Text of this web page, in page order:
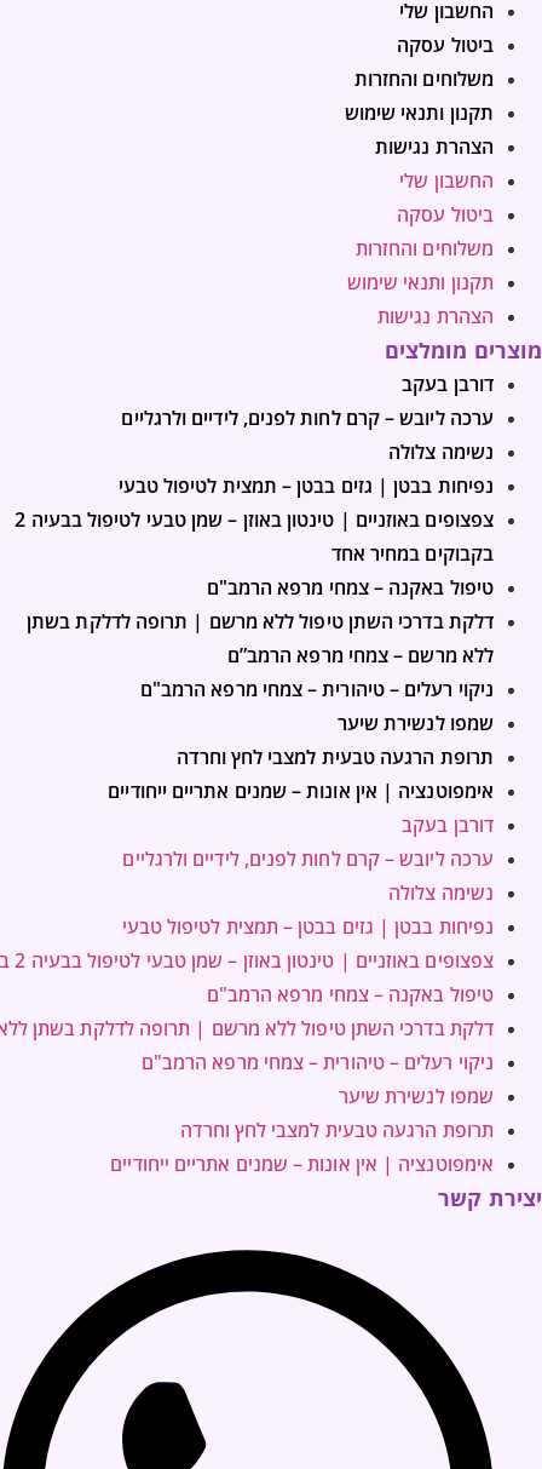
החשבון שלי
ביטול עסקה
משלוחים והחזרות
תקנון ותנאי שימוש
הצהרת נגישות
החשבון שלי
ביטול עסקה
משלוחים והחזרות
תקנון ותנאי שימוש
הצהרת נגישות
מוצרים מומלצים
דורבן בעקב
ערכה ליובש – קרם לחות לפנים, לידיים ולרגליים
נשימה צלולה
נפיחות בבטן | גזים בבטן – תמצית לטיפול טבעי
צפצופים באוזניים | טינטון באוזן – שמן טבעי לטיפול בבעיה 2
בקבוקים במחיר אחד
טיפול באקנה – צמחי מרפא הרמב"ם
דלקת בדרכי השתן טיפול ללא מרשם | תרופה לדלקת בשתן
ללא מרשם – צמחי מרפא הרמב”ם
ניקוי רעלים – טיהורית – צמחי מרפא הרמב"ם
שמפו לנשירת שיער
תרופת הרגעה טבעית למצבי לחץ וחרדה
אימפוטנציה | אין אונות – שמנים אתריים ייחודיים
דורבן בעקב
ערכה ליובש – קרם לחות לפנים, לידיים ולרגליים
נשימה צלולה
נפיחות בבטן | גזים בבטן – תמצית לטיפול טבעי
צפצופים באוזניים | טינטון באוזן – שמן טבעי לטיפול בבעיה 2 בקבוקים במחיר אחד
טיפול באקנה – צמחי מרפא הרמב"ם
דלקת בדרכי השתן טיפול ללא מרשם | תרופה לדלקת בשתן
ניקוי רעלים – טיהורית – צמחי מרפא הרמב"ם
שמפו לנשירת שיער
תרופת הרגעה טבעית למצבי לחץ וחרדה
אימפוטנציה | אין אונות – שמנים אתריים ייחודיים
יצירת קשר